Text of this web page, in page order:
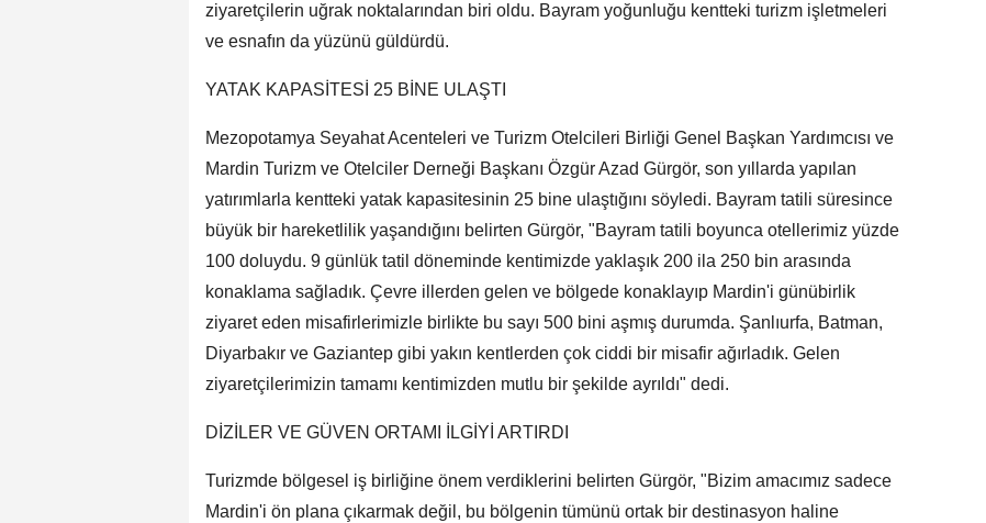
ziyaretçilerin uğrak noktalarından biri oldu. Bayram yoğunluğu kentteki turizm işletmeleri
ve esnafın da yüzünü güldürdü.
YATAK KAPASİTESİ 25 BİNE ULAŞTI
Mezopotamya Seyahat Acenteleri ve Turizm Otelcileri Birliği Genel Başkan Yardımcısı ve
Mardin Turizm ve Otelciler Derneği Başkanı Özgür Azad Gürgör, son yıllarda yapılan
yatırımlarla kentteki yatak kapasitesinin 25 bine ulaştığını söyledi. Bayram tatili süresince
büyük bir hareketlilik yaşandığını belirten Gürgör, "Bayram tatili boyunca otellerimiz yüzde
100 doluydu. 9 günlük tatil döneminde kentimizde yaklaşık 200 ila 250 bin arasında
konaklama sağladık. Çevre illerden gelen ve bölgede konaklayıp Mardin'i günübirlik
ziyaret eden misafirlerimizle birlikte bu sayı 500 bini aşmış durumda. Şanlıurfa, Batman,
Diyarbakır ve Gaziantep gibi yakın kentlerden çok ciddi bir misafir ağırladık. Gelen
ziyaretçilerimizin tamamı kentimizden mutlu bir şekilde ayrıldı" dedi.
DİZİLER VE GÜVEN ORTAMI İLGİYİ ARTIRDI
Turizmde bölgesel iş birliğine önem verdiklerini belirten Gürgör, "Bizim amacımız sadece
Mardin'i ön plana çıkarmak değil, bu bölgenin tümünü ortak bir destinasyon haline